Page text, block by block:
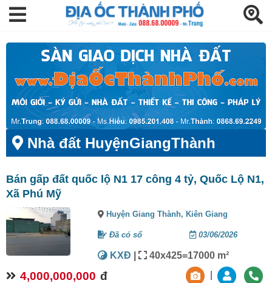
Nhà đất HuyệnGiangThành
Bán gấp đất quốc lộ N1 17 công 4 tỷ, Quốc Lộ N1,
Xã Phú Mỹ
Huyện Giang Thành,Kiên Giang
Đã có sổ 03/06/2026
KXĐ | 40x425=17000 m²
4,000,000,000 đ